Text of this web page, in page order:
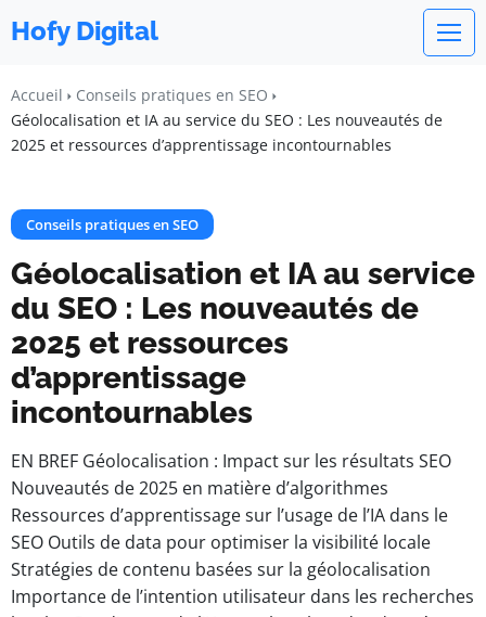
Hofy Digital
Accueil
Conseils pratiques en SEO
Géolocalisation et IA au service du SEO : Les nouveautés de
2025 et ressources d’apprentissage incontournables
Conseils pratiques en SEO
Géolocalisation et IA au service
du SEO : Les nouveautés de
2025 et ressources
d’apprentissage
incontournables
EN BREF Géolocalisation : Impact sur les résultats SEO
Nouveautés de 2025 en matière d’algorithmes
Ressources d’apprentissage sur l’usage de l’IA dans le
SEO Outils de data pour optimiser la visibilité locale
Stratégies de contenu basées sur la géolocalisation
Importance de l’intention utilisateur dans les recherches